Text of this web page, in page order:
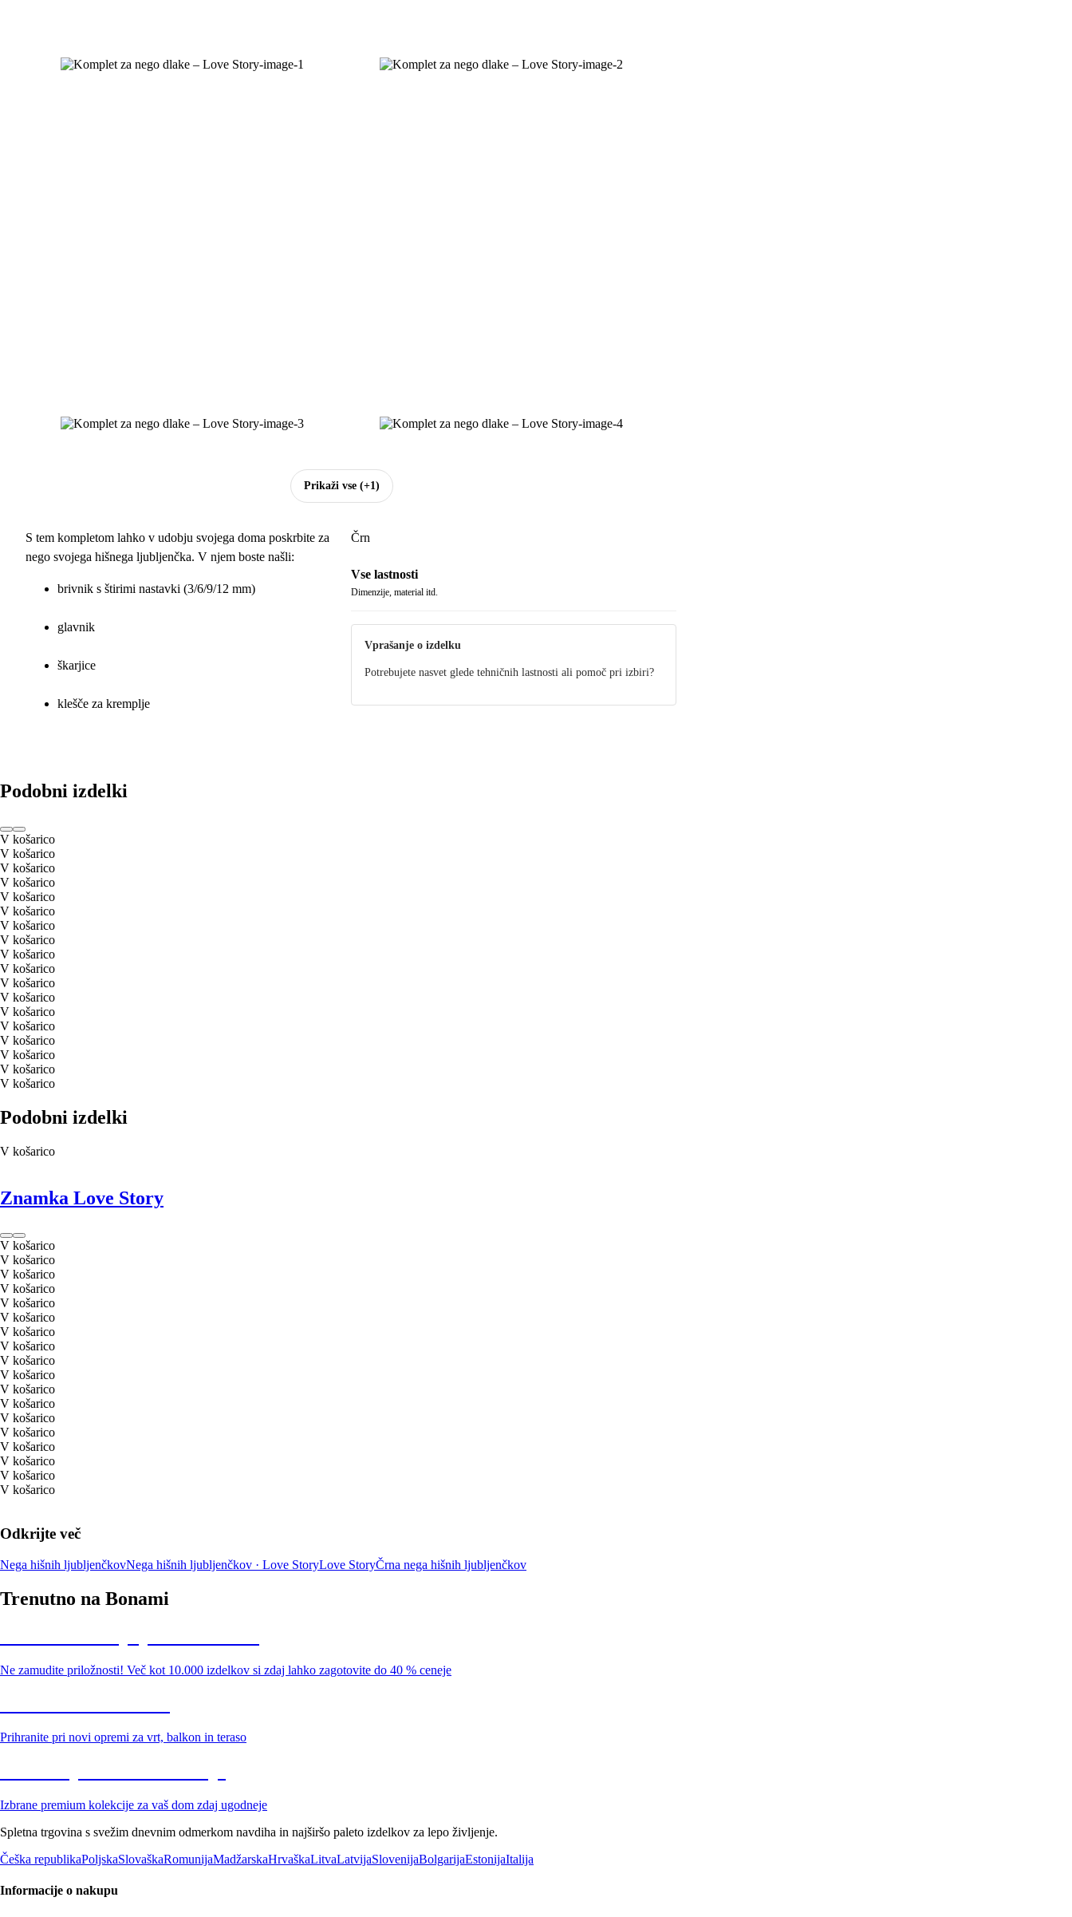
Prikaži vse (+1)
S tem kompletom lahko v udobju svojega doma poskrbite za
nego svojega hišnega ljubljenčka. V njem boste našli:
brivnik s štirimi nastavki (3/6/9/12 mm)
glavnik
škarjice
klešče za kremplje
Črn
Vse lastnosti
Dimenzije, material itd.
Vprašanje o izdelku
Potrebujete nasvet glede tehničnih lastnosti ali pomoč pri izbiri?
Podobni izdelki
V košarico
V košarico
V košarico
V košarico
V košarico
V košarico
V košarico
V košarico
V košarico
V košarico
V košarico
V košarico
V košarico
V košarico
V košarico
V košarico
V košarico
V košarico
Podobni izdelki
V košarico
Znamka Love Story
V košarico
V košarico
V košarico
V košarico
V košarico
V košarico
V košarico
V košarico
V košarico
V košarico
V košarico
V košarico
V košarico
V košarico
V košarico
V košarico
V košarico
V košarico
Odkrijte več
Nega hišnih ljubljenčkovNega hišnih ljubljenčkov · Love StoryLove StoryČrna nega hišnih ljubljenčkov
Trenutno na Bonami
Ne zamudite priložnosti! Več kot 10.000 izdelkov si zdaj lahko zagotovite do 40 % ceneje
Prihranite pri novi opremi za vrt, balkon in teraso
Izbrane premium kolekcije za vaš dom zdaj ugodneje
Spletna trgovina s svežim dnevnim odmerkom navdiha in najširšo paleto izdelkov za lepo življenje.
Češka republikaPoljskaSlovaškaRomunijaMadžarskaHrvaškaLitvaLatvijaSlovenijaBolgarijaEstonijaItalija
Informacije o nakupu